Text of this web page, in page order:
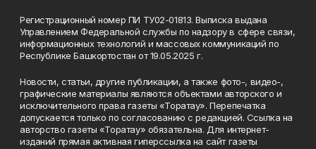
Регистрационный номер ПИ ТУ02-01813. Выписка выдана
Управлением Федеральной службы по надзору в сфере связи,
информационных технологий и массовых коммуникаций по
Республике Башкортостан от 19.05.2025 г.
Новости, статьи, другие публикации, а также фото-, видео-,
графические материалы являются объектами авторского и
исключительного права газеты «Торатау». Перепечатка
допускается только по согласованию с редакцией. Ссылка на
авторство газеты «Торатау» обязательна. Для интернет-
изданий прямая активная гиперссылка на сайт газеты